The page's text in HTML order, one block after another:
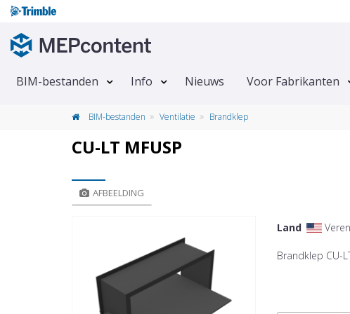
BIM-bestanden Info Nieuws Voor Fabrikanten
BIM-bestanden Ventilatie Brandklep
CU-LT MFUSP
AFBEELDING
Land
Brandklep CU-